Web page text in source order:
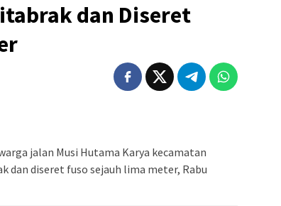
dan Diseret
jalan Musi Hutama Karya kecamatan
dan diseret fuso sejauh lima meter, Rabu